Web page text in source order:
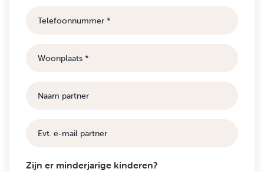
Zijn er minderjarige kinderen?